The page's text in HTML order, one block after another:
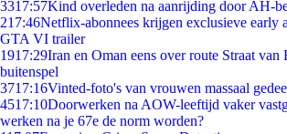
3317:57Kind overleden na aanrijding door AH-
217:46Netflix-abonnees krijgen exclusieve early
GTA VI trailer
1917:29Iran en Oman eens over route Straat
buitenspel
3717:16Vinted-foto's van vrouwen massaal
4517:10Doorwerken na AOW-leeftijd vaker
werken na je 67e de norm worden?